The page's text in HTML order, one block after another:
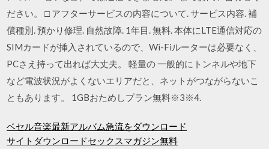
ださい。 □ アフターサービスの内容について. サービス内容. 補
償種別. 預かり修理. 自然故障. 1年目. 無料. 本体にLTE通信対応の
SIMカードが挿入されているので、Wi-Fiルーターは必要なく、
PCさえ持って出れば大丈夫。 軽量の 一般的にトンネルや地下
など電波状況がよくないエリアだと、ネットがつながらないこ
ともあります。 1GBおためしプラン無料※3※4.
ベセル音楽最新アルバム急流をダウンロード
サイトダウンロードセックスマガジン無料